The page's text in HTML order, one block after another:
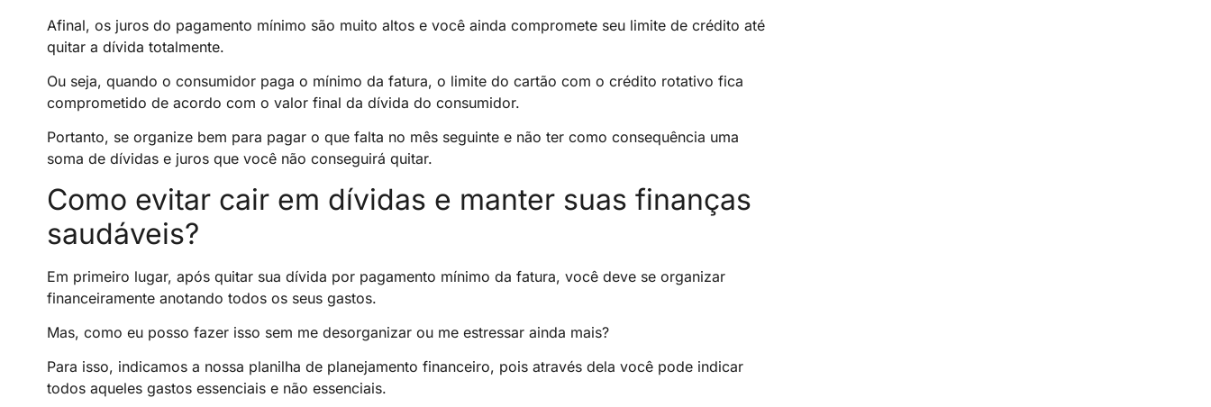
Afinal, os juros do pagamento mínimo são muito altos e você ainda compromete seu limite de crédito até
quitar a dívida totalmente.
Ou seja, quando o consumidor paga o mínimo da fatura, o limite do cartão com o crédito rotativo fica
comprometido de acordo com o valor final da dívida do consumidor.
Portanto, se organize bem para pagar o que falta no mês seguinte e não ter como consequência uma
soma de dívidas e juros que você não conseguirá quitar.
Como evitar cair em dívidas e manter suas finanças
saudáveis?
Em primeiro lugar, após quitar sua dívida por pagamento mínimo da fatura, você deve se organizar
financeiramente anotando todos os seus gastos.
Mas, como eu posso fazer isso sem me desorganizar ou me estressar ainda mais?
Para isso, indicamos a nossa planilha de planejamento financeiro, pois através dela você pode indicar
todos aqueles gastos essenciais e não essenciais.